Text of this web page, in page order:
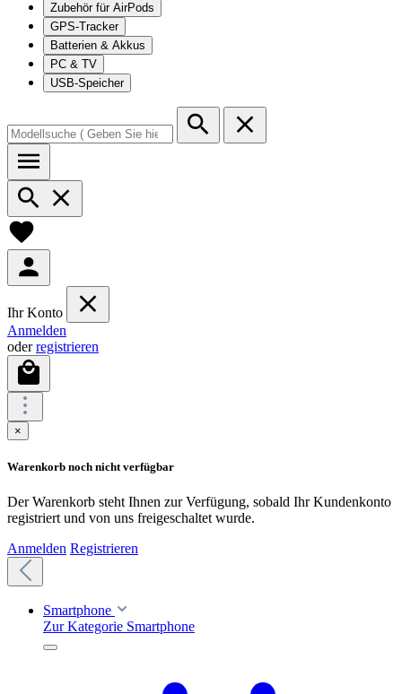
Zubehör für AirPods
GPS-Tracker
Batterien & Akkus
PC & TV
USB-Speicher
Ihr Konto
Anmelden
oderregistrieren
×
Warenkorb noch nicht verfügbar
Der Warenkorb steht Ihnen zur Verfügung, sobald Ihr Kundenkonto
registriert und von uns freigeschaltet wurde.
Anmelden Registrieren
Smartphone
Zur Kategorie Smartphone